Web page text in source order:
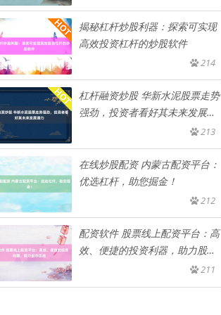
揭秘杠杆炒股利器：探索可实现
高效投资杠杆的炒股软件
214
杠杆融资炒股 华新水泥股票走势
强劲，投资者看好其未来发展潜
213
在线炒股配资 内蒙古配资平台：
优选杠杆，助您掘金！
212
配资软件 股票线上配资平台：高
效、便捷的投资利器，助力股市
211